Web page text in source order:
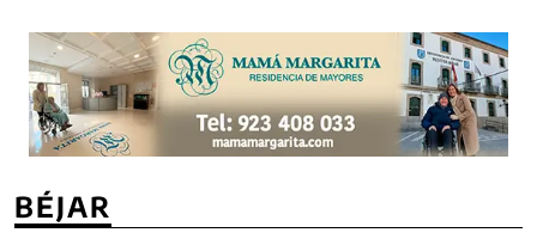
BÉJAR